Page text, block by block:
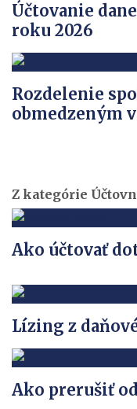
Účtovanie
roku 2026
Rozdelenie
obmedzeným
Z kategórie
Ako účtovať
Lízing z
Ako prerušiť